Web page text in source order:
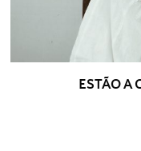
ESTÃO A